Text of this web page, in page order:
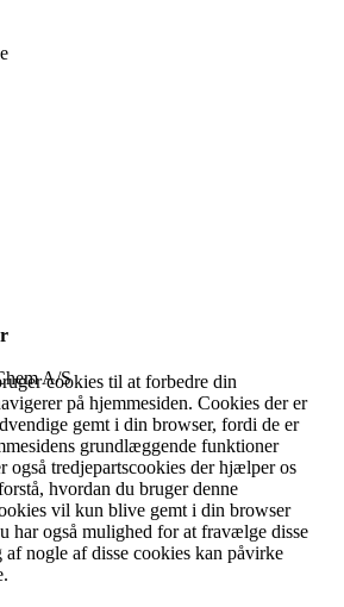
A/S
cookies til at forbedre din
på hjemmesiden. Cookies der er
gemt i din browser, fordi de er
grundlæggende funktioner
også tredjepartscookies der hjælper os
hvordan du bruger denne
vil kun blive gemt i din browser
har også mulighed for at fravælge disse
nogle af disse cookies kan påvirke